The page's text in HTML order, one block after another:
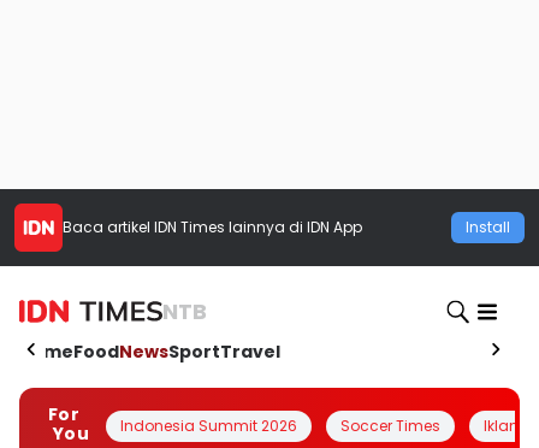
Baca artikel IDN Times lainnya di IDN App Install
NTB
HomeFoodNewsSportTravel
For
You
Indonesia Summit 2026 Soccer Times Iklanin